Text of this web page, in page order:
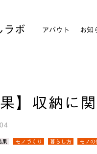
ラボ アバウト お知
果】収納に
果 モノづくり 暮らし方 モノ